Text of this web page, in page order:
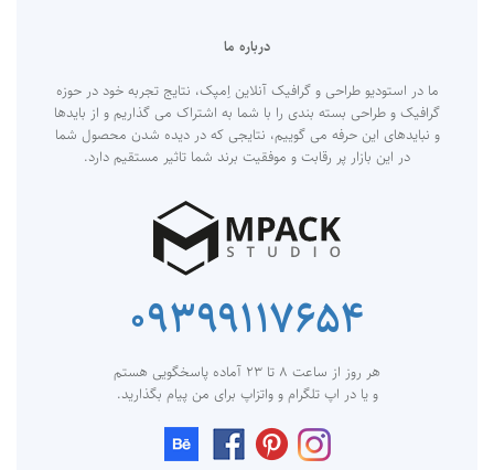
درباره ما
ما در استودیو طراحی و گرافیک آنلاین اِمپک، نتایج تجربه خود در حوزه
گرافیک و طراحی بسته بندی را با شما به اشتراک می گذاریم و از بایدها
و نبایدهای این حرفه می گوییم، نتایجی که در دیده شدن محصول شما
در این بازار پر رقابت و موفقیت برند شما تاثیر مستقیم دارد.
۰۹۳۹۹۱۱۷۶۵۴
هر روز از ساعت ۸ تا ۲۳ آماده پاسخگویی هستم
و یا در اپ تلگرام و واتزاپ برای من پیام بگذارید.